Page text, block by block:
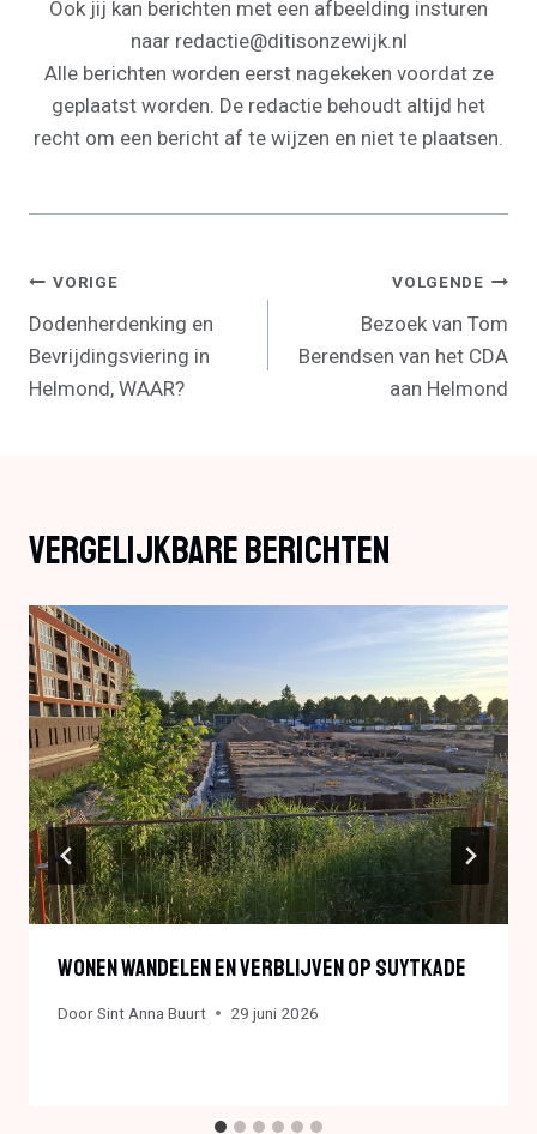
Ook jij kan berichten met een afbeelding insturen
naar redactie@ditisonzewijk.nl
Alle berichten worden eerst nagekeken voordat ze
geplaatst worden. De redactie behoudt altijd het
recht om een bericht af te wijzen en niet te plaatsen.
Bericht
Navigatie
VORIGE
Dodenherdenking en
Bevrijdingsviering in
Helmond, WAAR?
VOLGENDE
Bezoek van Tom
Berendsen van het CDA
aan Helmond
Vergelijkbare Berichten
Wonen Wandelen En Verblijven Op Suytkade
DoorSint Anna Buurt 29 juni 2026